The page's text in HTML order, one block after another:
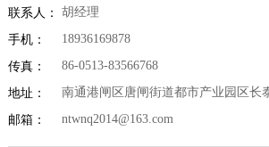
联系人： 胡经理
手机： 18936169878
传真： 86-0513-83566768
地址： 南通港闸区唐闸街道都市产业园区长
邮箱： ntwnq2014@163.com